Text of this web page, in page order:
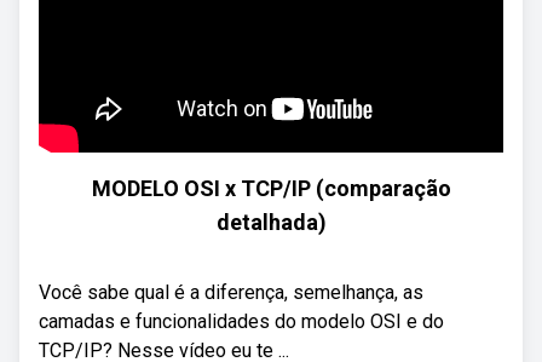
MODELO OSI x TCP/IP (comparação
detalhada)
Você sabe qual é a diferença, semelhança, as
camadas e funcionalidades do modelo OSI e do
TCP/IP? Nesse vídeo eu te ...